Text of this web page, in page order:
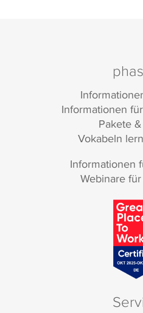
Informationen
Pakete
Vokabeln
Informationen
Webinare